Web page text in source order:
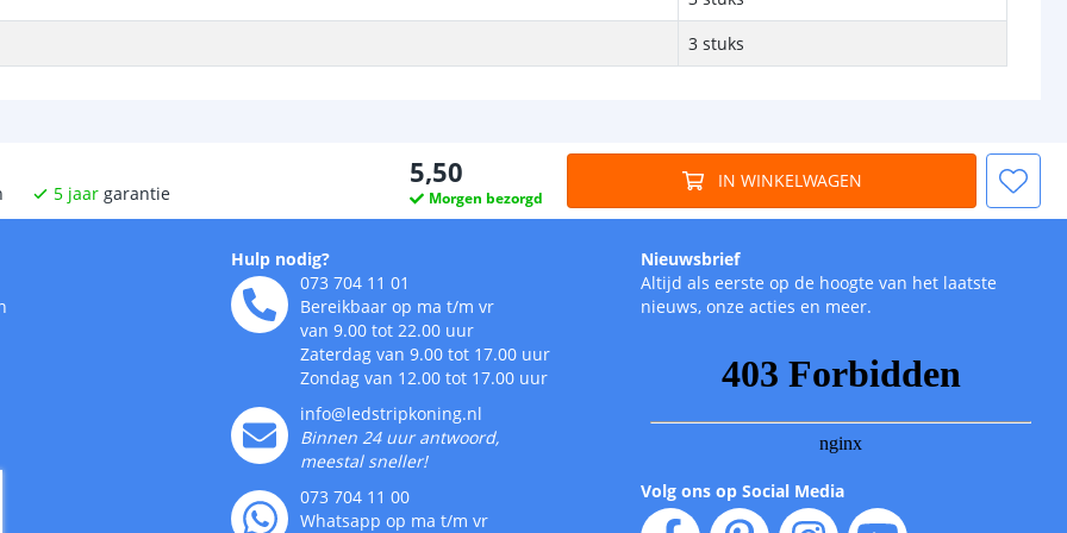
3 stuks
5 jaar garantie
5,50
Morgen bezorgd
IN WINKELWAGEN
Hulp nodig?
073 704 11 01
Bereikbaar op ma t/m vr
van 9.00 tot 22.00 uur
Zaterdag van 9.00 tot 17.00 uur
Zondag van 12.00 tot 17.00 uur
info@ledstripkoning.nl
Binnen 24 uur antwoord,
meestal sneller!
073 704 11 00
Whatsapp op ma t/m vr
Nieuwsbrief
Altijd als eerste op de hoogte van het laatste
nieuws, onze acties en meer.
Volg ons op Social Media